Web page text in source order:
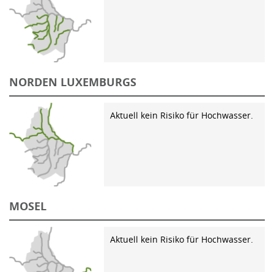
NORDEN LUXEMBURGS
Aktuell kein Risiko für Hochwasser.
MOSEL
Aktuell kein Risiko für Hochwasser.